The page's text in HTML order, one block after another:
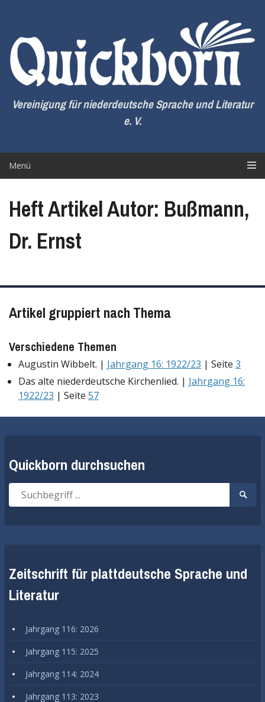
springen
Vereinigung für niederdeutsche Sprache und Literatur
e. V.
Menü
Heft Artikel Autor: Bußmann,
Dr. Ernst
Artikel gruppiert nach Thema
Verschiedene Themen
Augustin Wibbelt. | Jahrgang 16: 1922/23 | Seite 3
Das alte niederdeutsche Kirchenlied. | Jahrgang 16:
1922/23 | Seite 57
Quickborn durchsuchen
Suche
nach:
Suche
Zeitschrift für plattdeutsche Sprache und
Literatur
Jahrgang 116: 2026
Jahrgang 115: 2025
Jahrgang 114: 2024
Jahrgang 113: 2023